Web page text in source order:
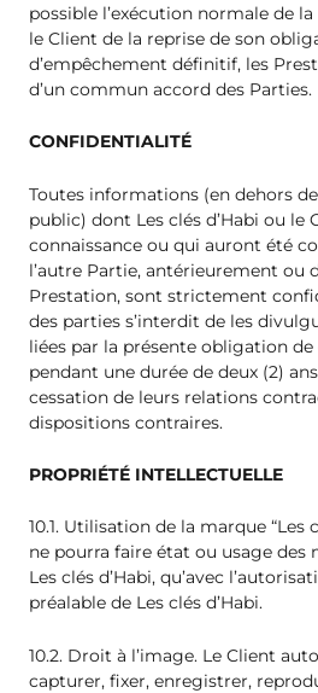
possible l’exécution normale de
le Client de la reprise de son
d’empêchement définitif, les
d’un commun accord des Parties.
CONFIDENTIALITÉ
Toutes informations (en dehors
public) dont Les clés d’Habi ou le
connaissance ou qui auront été
l’autre Partie, antérieurement ou
Prestation, sont strictement
des parties s’interdit de les
liées par la présente obligation
pendant une durée de deux (2)
cessation de leurs relations
dispositions contraires.
PROPRIÉTÉ INTELLECTUELLE
10.1. Utilisation de la marque “Les
ne pourra faire état ou usage des
Les clés d’Habi, qu’avec
préalable de Les clés d’Habi.
10.2. Droit à l’image. Le Client
capturer, fixer, enregistrer,